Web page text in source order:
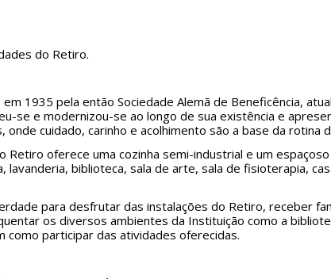
do Retiro.
1935 pela então Sociedade Alemã de Beneficência,
se e modernizou-se ao longo de sua existência e
cuidado, carinho e acolhimento são a base da rotina
Retiro oferece uma cozinha semi-industrial e um
lavanderia, biblioteca, sala de arte, sala de fisioterapia,
para desfrutar das instalações do Retiro, receber
os diversos ambientes da Instituição como a
como participar das atividades oferecidas.